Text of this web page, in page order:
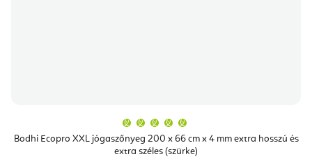
Bodhi Ecopro XXL jógaszőnyeg 200 x 66 cm x 4 mm extra hosszú és
extra széles (szürke)
átlagos
értékelése
5-